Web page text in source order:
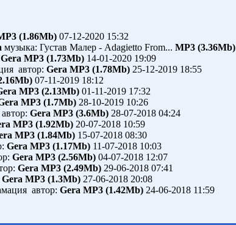
(1.86Mb) 07-12-2020 15:32
музыка: Густав Малер - Adagietto From... MP3 (3.36Mb)
Gera MP3 (1.73Mb) 14-01-2020 19:09
автор: Gera MP3 (1.78Mb) 25-12-2019 18:55
07-11-2019 18:12
MP3 (2.13Mb) 01-11-2019 17:32
MP3 (1.7Mb) 28-10-2019 10:26
Gera MP3 (3.6Mb) 28-07-2018 04:24
MP3 (1.92Mb) 20-07-2018 10:59
MP3 (1.84Mb) 15-07-2018 08:30
Gera MP3 (1.17Mb) 11-07-2018 10:03
Gera MP3 (2.56Mb) 04-07-2018 12:07
Gera MP3 (2.49Mb) 29-06-2018 07:41
Gera MP3 (1.3Mb) 27-06-2018 20:08
автор: Gera MP3 (1.42Mb) 24-06-2018 11:59